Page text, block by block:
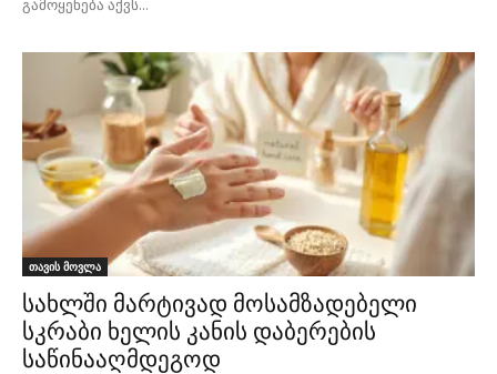
გამოყენება აქვს...
თავის მოვლა
სახლში მარტივად მოსამზადებელი
სკრაბი ხელის კანის დაბერების
საწინააღმდეგოდ